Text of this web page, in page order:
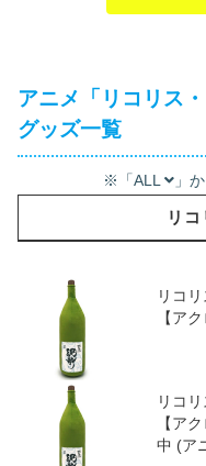
アニ
アニメ「リコリス
グッズ一覧
※「ALL 」